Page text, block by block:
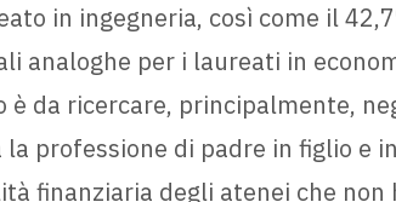
in ingegneria, così come il
analoghe per i laureati in
è da ricercare, principalmente,
professione di padre in figlio e
finanziaria degli atenei che